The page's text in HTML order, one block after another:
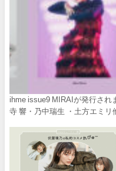
ihme issue9 MIRAIが発行され
寺 響・乃中瑞生 ・土方エミリ